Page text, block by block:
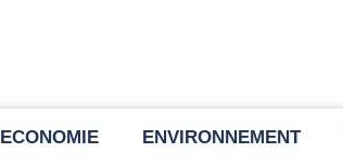
ECONOMIE ENVIRONNEMENT